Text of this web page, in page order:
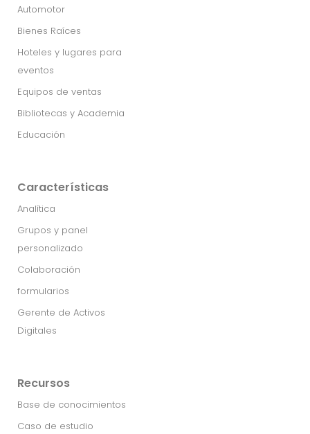
Automotor
Bienes Raíces
Hoteles y lugares para
eventos
Equipos de ventas
Bibliotecas y Academia
Educación
Características
Analítica
Grupos y panel
personalizado
Colaboración
formularios
Gerente de Activos
Digitales
Recursos
Base de conocimientos
Caso de estudio